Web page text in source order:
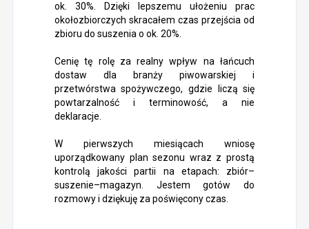
ok. 30%. Dzięki lepszemu ułożeniu prac
okołozbiorczych skracałem czas przejścia od
zbioru do suszenia o ok. 20%.
Cenię tę rolę za realny wpływ na łańcuch
dostaw dla branży piwowarskiej i
przetwórstwa spożywczego, gdzie liczą się
powtarzalność i terminowość, a nie
deklaracje.
W pierwszych miesiącach wniosę
uporządkowany plan sezonu wraz z prostą
kontrolą jakości partii na etapach: zbiór–
suszenie–magazyn. Jestem gotów do
rozmowy i dziękuję za poświęcony czas.